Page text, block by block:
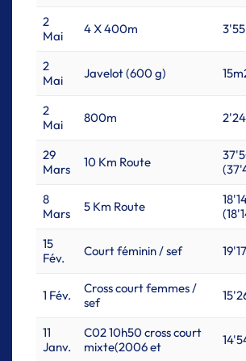
2
Mai
4 X 400m
2
Mai
Javelot (600 g)
2
Mai
800m
29
Mars
10 Km Route
8
Mars
5 Km Route
15
Fév.
Court féminin / sef
1 Fév.
Cross court femmes /
sef
11
Janv.
C02 10h50 cross court
mixte(2006 et